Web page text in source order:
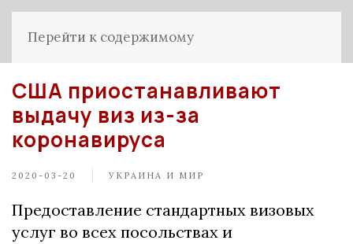
Перейти к содержимому
США приостанавливают
выдачу виз из-за
коронавируса
2020-03-20 УКРАИНА И МИР
Предоставление стандартных визовых
услуг во всех посольствах и